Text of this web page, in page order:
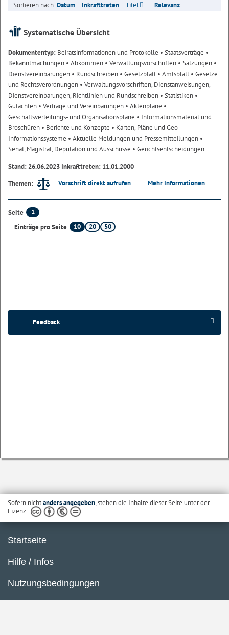
Sortieren nach:Datum Inkrafttreten Titel Relevanz
Systematische Übersicht
Dokumententyp: Beiratsinformationen und Protokolle • Staatsverträge •
Bekanntmachungen • Abkommen • Verwaltungsvorschriften • Satzungen •
Dienstvereinbarungen • Rundschreiben • Gesetzblatt• Amtsblatt• Gesetze
und Rechtsverordnungen • Verwaltungsvorschriften, Dienstanweisungen,
Dienstvereinbarungen, Richtlinien und Rundschreiben • Statistiken •
Gutachten • Verträge und Vereinbarungen • Aktenpläne •
Geschäftsverteilungs- und Organisationspläne • Informationsmaterial und
Broschüren • Berichte und Konzepte • Karten, Pläne und Geo-
Informationssysteme • Aktuelle Meldungen und Pressemitteilungen •
Senat, Magistrat, Deputation und Ausschüsse • Gerichtsentscheidungen
Stand: 26.06.2023 Inkrafttreten: 11.01.2000
Themen:
Vorschrift direkt aufrufen Mehr Informationen
Seite
1
Einträge pro Seite
10 20 50
Feedback
Sofern nichtanders angegeben, stehen die Inhalte dieser Seite unter der
Lizenz
Startseite
Hilfe / Infos
Nutzungsbedingungen